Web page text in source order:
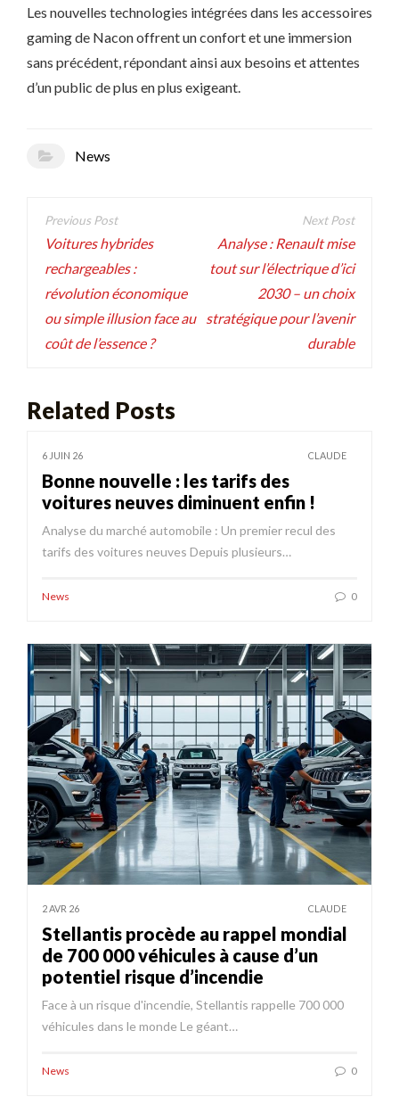
Les nouvelles technologies intégrées dans les accessoires
gaming de Nacon offrent un confort et une immersion
sans précédent, répondant ainsi aux besoins et attentes
d’un public de plus en plus exigeant.
News
Navigation
de
l’article
Voitures hybrides
rechargeables :
révolution économique
ou simple illusion face au
coût de l’essence ?
Analyse : Renault mise
tout sur l’électrique d’ici
2030 – un choix
stratégique pour l’avenir
durable
Related Posts
6 JUIN 26 CLAUDE
Bonne nouvelle : les tarifs des
voitures neuves diminuent enfin !
Analyse du marché automobile : Un premier recul des
tarifs des voitures neuves Depuis plusieurs…
News 0
2 AVR 26 CLAUDE
Stellantis procède au rappel mondial
de 700 000 véhicules à cause d’un
potentiel risque d’incendie
Face à un risque d'incendie, Stellantis rappelle 700 000
véhicules dans le monde Le géant…
News 0